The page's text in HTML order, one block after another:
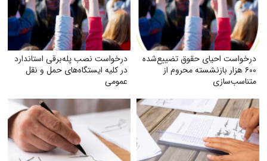
درخواست احیای حقوق تضییع‌شده
۶۰۰ هزار بازنشسته محروم از
متناسب‌سازی
درخواست نصب پله‌برقی استاندارد
در کلیه ایستگاه‌های حمل‌ و نقل
عمومی